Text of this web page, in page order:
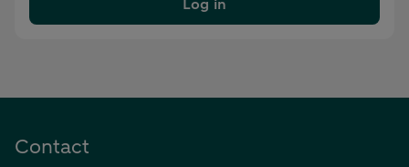
Log in
Contact